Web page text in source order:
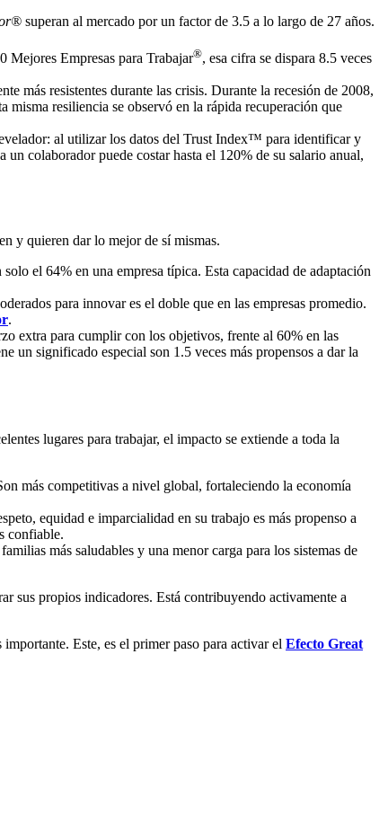
superan al mercado por un factor de 3.5 a lo largo de 27 años.
Mejores Empresas para Trabajar®, esa cifra se dispara 8.5 veces
más resistentes durante las crisis. Durante la recesión de 2008,
resiliencia se observó en la rápida recuperación que
al utilizar los datos del Trust Index™ para identificar y
un colaborador puede costar hasta el 120% de su salario anual,
y quieren dar lo mejor de sí mismas.
el 64% en una empresa típica. Esta capacidad de adaptación
para innovar es el doble que en las empresas promedio.
.
extra para cumplir con los objetivos, frente al 60% en las
un significado especial son 1.5 veces más propensos a dar la
lugares para trabajar, el impacto se extiende a toda la
más competitivas a nivel global, fortaleciendo la economía
equidad e imparcialidad en su trabajo es más propenso a
confiable.
más saludables y una menor carga para los sistemas de
sus propios indicadores. Está contribuyendo activamente a
Este, es el primer paso para activar el Efecto Great